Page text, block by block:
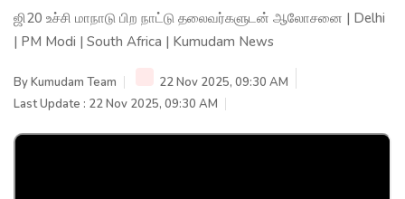
ஜி20 உச்சி மாநாடு பிற நாட்டு தலைவர்களுடன் ஆலோசனை | Delhi
| PM Modi | South Africa | Kumudam News
ByKumudam Team
22 Nov 2025, 09:30 AM
Last Update : 22 Nov 2025, 09:30 AM